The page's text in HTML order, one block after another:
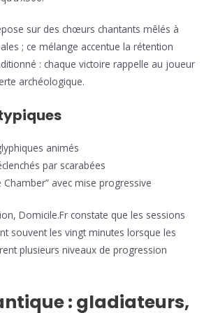
sur des chœurs chantants mêlés à
; ce mélange accentue la rétention
: chaque victoire rappelle au joueur
archéologique.
animés
par scarabées
Chamber” avec mise progressive
Domicile.Fr constate que les sessions
souvent les vingt minutes lorsque les
plusieurs niveaux de progression
: gladiateurs,